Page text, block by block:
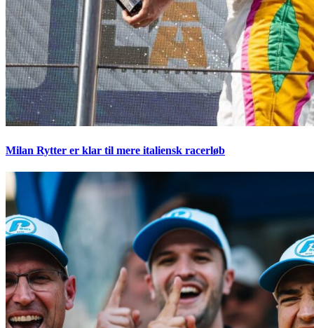
Milan Rytter er klar til mere italiensk racerløb